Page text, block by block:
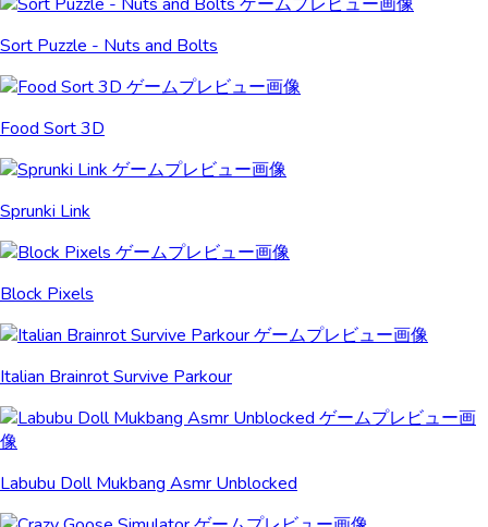
Sort Puzzle - Nuts and Bolts
Food Sort 3D
Sprunki Link
Block Pixels
Italian Brainrot Survive Parkour
Labubu Doll Mukbang Asmr Unblocked